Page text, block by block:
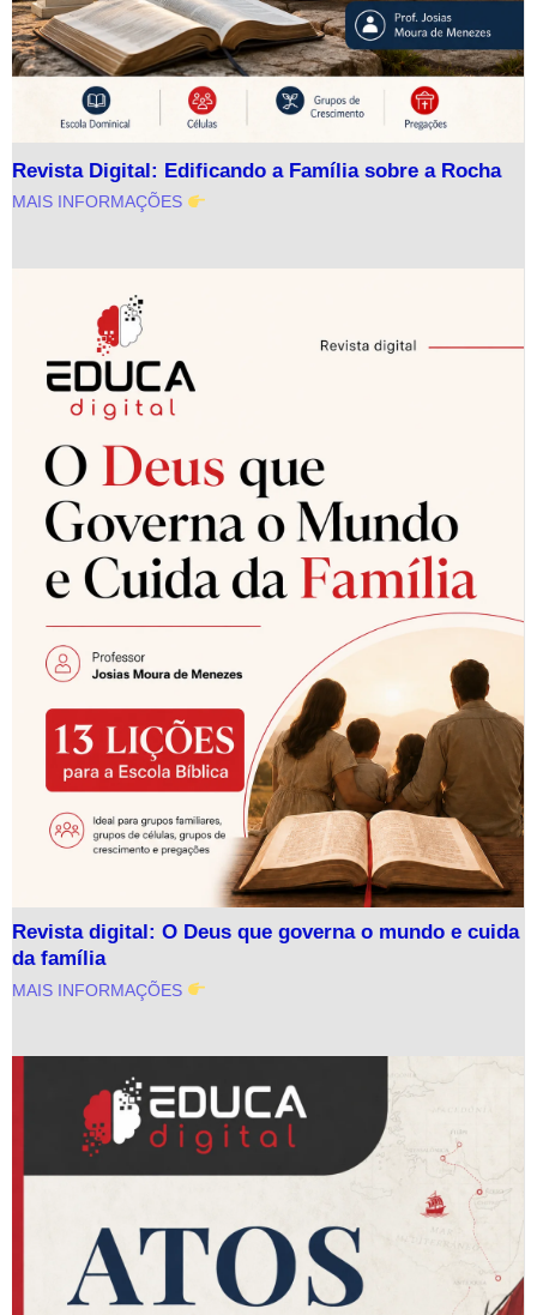
Revista Digital: Edificando a Família sobre a Rocha
MAIS INFORMAÇÕES
Revista digital: O Deus que governa o mundo e cuida
da família
MAIS INFORMAÇÕES